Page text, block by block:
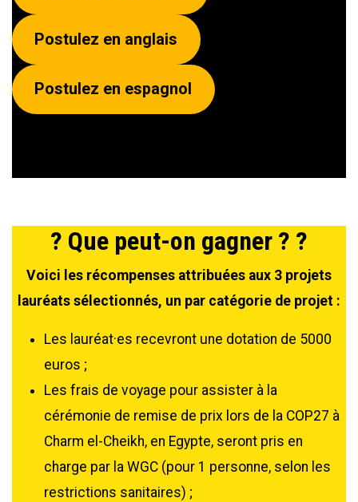
Postulez en anglais
Postulez en espagnol
? Que peut-on gagner ? ?
Voici les récompenses attribuées aux 3 projets
lauréats sélectionnés, un par catégorie de projet :
Les lauréat·es recevront une dotation de 5000
euros ;
Les frais de voyage pour assister à la
cérémonie de remise de prix lors de la COP27 à
Charm el-Cheikh, en Egypte, seront pris en
charge par la WGC (pour 1 personne, selon les
restrictions sanitaires) ;